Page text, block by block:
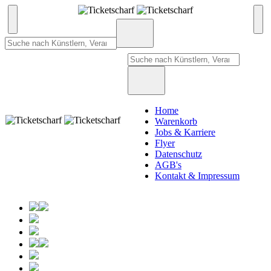
Home
Warenkorb
Jobs & Karriere
Flyer
Datenschutz
AGB's
Kontakt & Impressum